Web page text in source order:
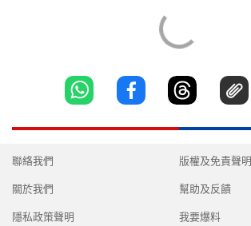
聯絡我們
關於我們
隱私政策聲明
版權及免責聲明
幫助及反饋
我要爆料